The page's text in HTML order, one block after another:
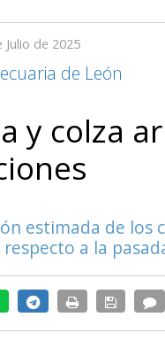
Julio de 2025
de León
y colza
estimada de los
a la